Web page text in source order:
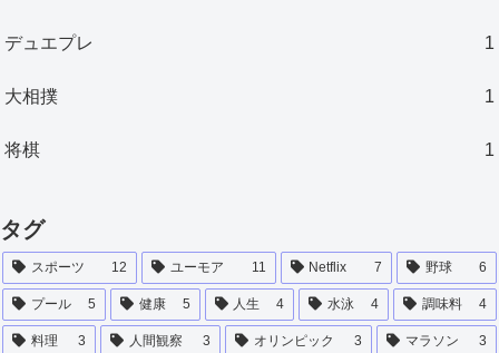
デュエプレ 1
大相撲 1
将棋 1
タグ
スポーツ 12 ユーモア 11 Netflix 7 野球 6
プール 5 健康 5 人生 4 水泳 4 調味料 4
料理 3 人間観察 3 オリンピック 3 マラソン 3